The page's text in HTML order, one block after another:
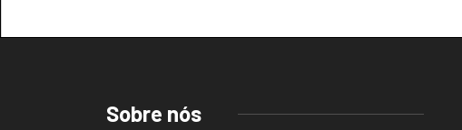
Sobre nós